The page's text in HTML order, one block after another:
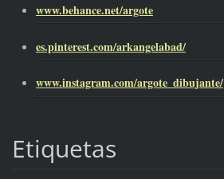
www.behance.net/argote
es.pinterest.com/arkangelabad/
www.instagram.com/argote_dibujante/
Etiquetas